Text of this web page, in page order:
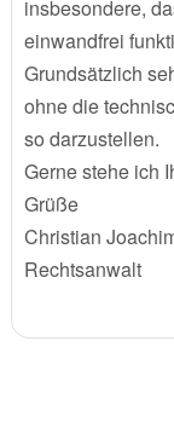
insbesondere,
einwandfrei
Grundsätzlich
ohne die
so darzustellen.
Gerne stehe ich
Grüße
Christian
Rechtsanwalt